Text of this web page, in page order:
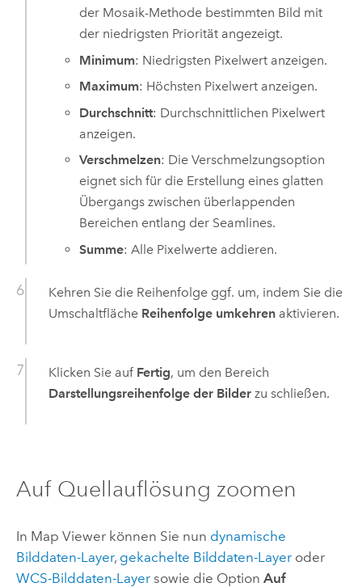
der Mosaik-Methode bestimmten Bild mit
der niedrigsten Priorität angezeigt.
Minimum: Niedrigsten Pixelwert anzeigen.
Maximum: Höchsten Pixelwert anzeigen.
Durchschnitt: Durchschnittlichen Pixelwert
anzeigen.
Verschmelzen: Die Verschmelzungsoption
eignet sich für die Erstellung eines glatten
Übergangs zwischen überlappenden
Bereichen entlang der Seamlines.
Summe: Alle Pixelwerte addieren.
Kehren Sie die Reihenfolge ggf. um, indem Sie die
Umschaltfläche Reihenfolge umkehrenaktivieren.
Klicken Sie auf Fertig, um den Bereich
Darstellungsreihenfolge der Bilderzu schließen.
Auf Quellauflösung zoomen
In Map Viewerkönnen Sie nun dynamische
Bilddaten-Layer, gekachelte Bilddaten-Layeroder
WCS-Bilddaten-Layersowie die Option Auf